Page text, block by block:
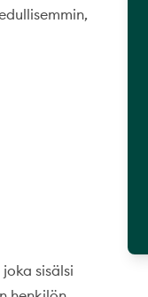
sisälsi